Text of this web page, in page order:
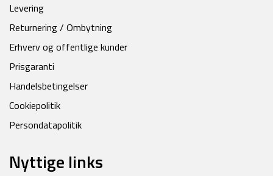
Levering
Returnering / Ombytning
Erhverv og offentlige kunder
Prisgaranti
Handelsbetingelser
Cookiepolitik
Persondatapolitik
Nyttige links